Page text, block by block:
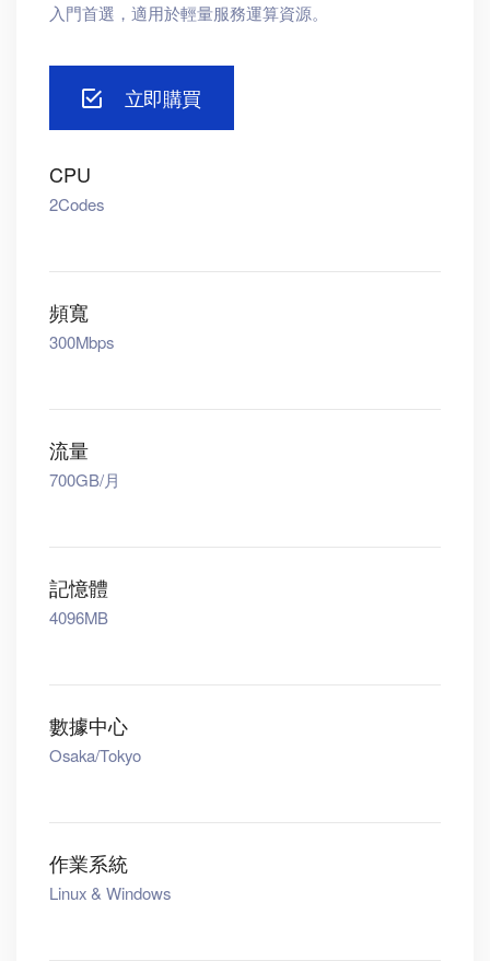
入門首選，適用於輕量服務運算資源。
立即購買
CPU
2Codes
頻寬
300Mbps
流量
700GB/月
記憶體
4096MB
數據中心
Osaka/Tokyo
作業系統
Linux & Windows